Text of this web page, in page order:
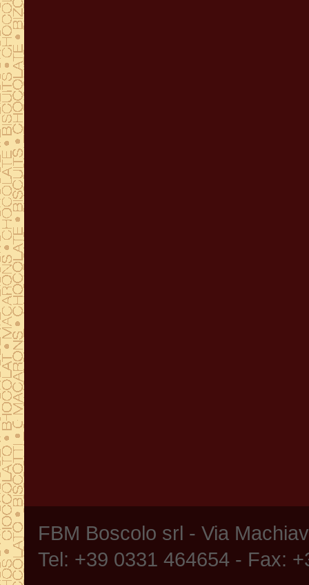
FBM Boscolo srl - Via
Tel: +39 0331 464654 - Fax: